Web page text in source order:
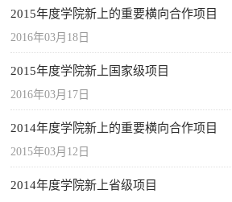
2015年度学院新上的重要横向合作项目
2016年03月18日
2015年度学院新上国家级项目
2016年03月17日
2014年度学院新上的重要横向合作项目
2015年03月12日
2014年度学院新上省级项目